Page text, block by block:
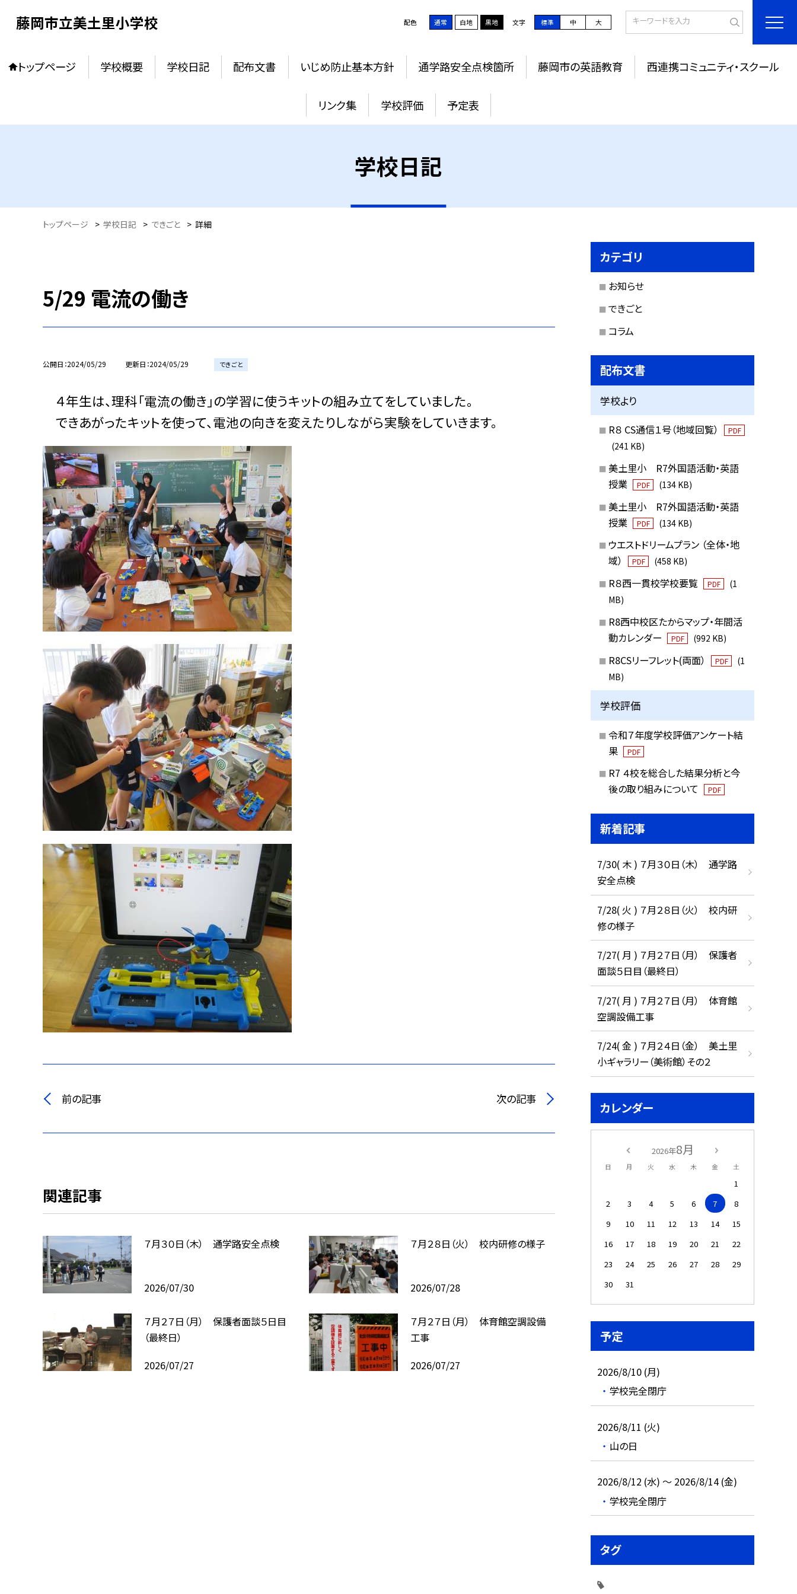
藤岡市立美土里小学校 配色 通常 白地 黒地 文字 標準 中 大
トップページ 学校概要 学校日記 配布文書 いじめ防止基本方針 通学路安全点検箇所 藤岡市の英語教育 西連携コミュニティ・スクール
リンク集 学校評価 予定表
学校日記
トップページ > 学校日記 > できごと > 詳細
5/29 電流の働き
公開日 2024/05/29 更新日 2024/05/29 できごと
４年生は、理科「電流の働き」の学習に使うキットの組み立てをしていました。
できあがったキットを使って、電池の向きを変えたりしながら実験をしていきます。
前の記事 次の記事
関連記事
７月３０日（木） 通学路安全点検
2026/07/30
７月２８日（火） 校内研修の様子
2026/07/28
７月２７日（月） 保護者面談５日目
（最終日）
2026/07/27
７月２７日（月） 体育館空調設備
工事
2026/07/27
カテゴリ
お知らせ
できごと
コラム
配布文書
学校より
R８ CS通信１号（地域回覧） PDF
(241 KB)
美土里小 R7外国語活動・英語
授業
PDF (134 KB)
美土里小 R7外国語活動・英語
授業
PDF (134 KB)
ウエストドリームプラン （全体・地
域）
PDF (458 KB)
R８西一貫校学校要覧 PDF
(1
MB)
R8西中校区たからマップ・年間活
動カレンダー
PDF (992 KB)
R8CSリーフレット(両面） PDF
(1
MB)
学校評価
令和７年度学校評価アンケート結
果
PDF
R7 ４校を総合した結果分析と今
後の取り組みについて
PDF
新着記事
7/30( 木 ) ７月３０日（木） 通学路
安全点検
7/28( 火 ) ７月２８日（火） 校内研
修の様子
7/27( 月 ) ７月２７日（月） 保護者
面談５日目（最終日）
7/27( 月 ) ７月２７日（月） 体育館
空調設備工事
7/24( 金 ) ７月２４日（金） 美土里
小ギャラリー（美術館）その２
カレンダー
2026年8月
日 月 火 水 木 金 土
1
2
3 4 5 6 7
8
9
10 11 12 13 14
15
16
17 18 19 20 21
22
23
24 25 26 27 28
29
30
31
予定
2026/8/10 (月)
学校完全閉庁
2026/8/11 (火)
山の日
2026/8/12 (水) ～ 2026/8/14 (金)
学校完全閉庁
タグ